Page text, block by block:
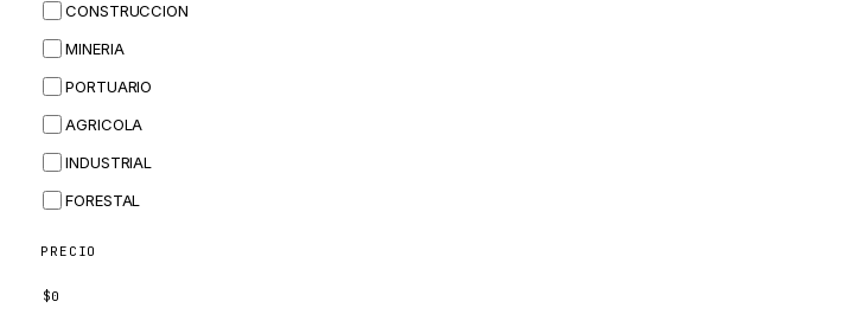
BOBCAT
JCB
KOMATSU
CORTECO
KUBOTA
MERLO
HYUNDAI
CONSTRUCCION
MINERIA
PORTUARIO
AGRICOLA
INDUSTRIAL
FORESTAL
PRECIO
$0